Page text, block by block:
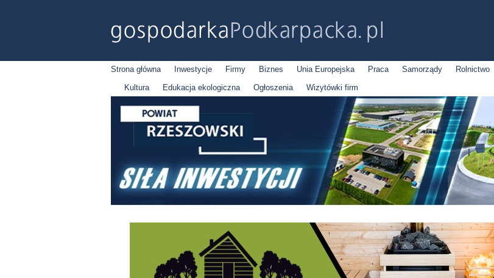
Strona główna Inwestycje Firmy Biznes Unia Europejska Praca Samorządy Rolnictwo
Kultura
Edukacja ekologiczna Ogłoszenia Wizytówki firm